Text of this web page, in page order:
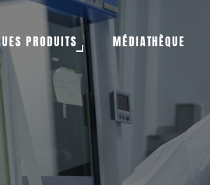
PRODUITS MÉDIATHÈQUE